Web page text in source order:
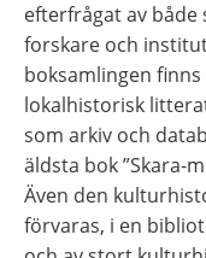
efterfrågat av både
forskare och
boksamlingen
lokalhistorisk
som arkiv och
äldsta bok ”Skara-
Även den
förvaras, i en